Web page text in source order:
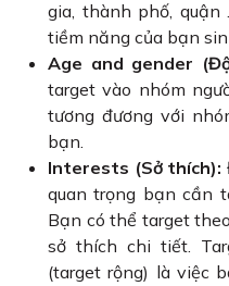
gia, thành phố,
tiềm năng của bạn
Age and gender
target vào nhóm
tương đương với
bạn.
Interests (Sở thích):
quan trọng bạn cần
Bạn có thể target
sở thích chi tiết.
(target rộng) là việc